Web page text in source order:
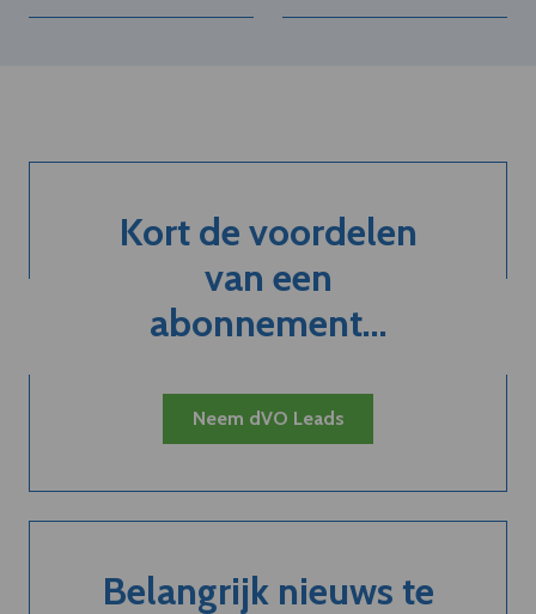
Kort de voordelen
van een
abonnement...
Neem dVO Leads
Belangrijk nieuws te